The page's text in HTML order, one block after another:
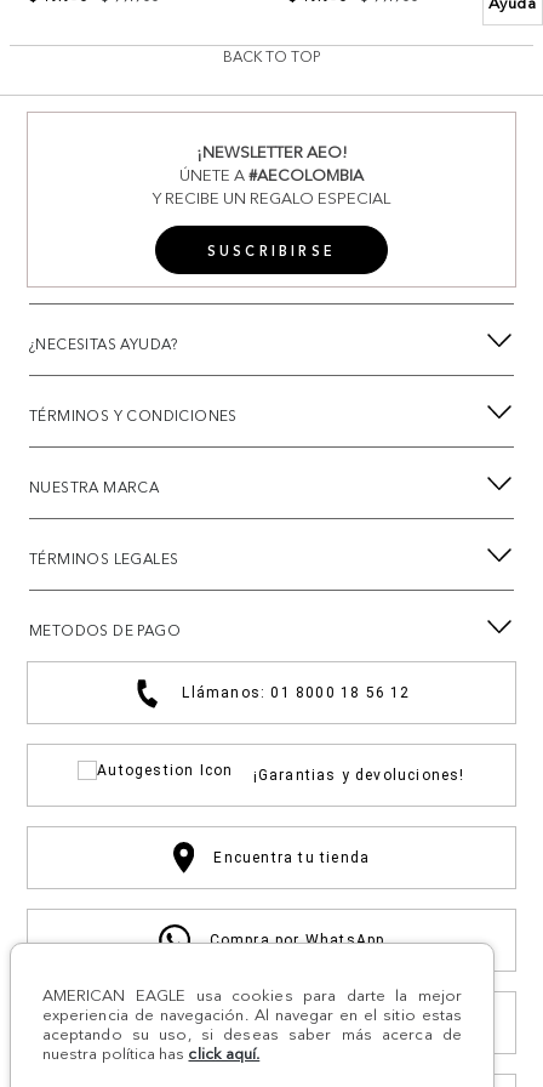
AMERICAN EAGLE usa cookies para darte la mejor
experiencia de navegación. Al navegar en el sitio estas
aceptando su uso, si deseas saber más acerca de
nuestra política has click aquí.
BACK TO TOP
¡NEWSLETTER AEO!
ÚNETE A#AECOLOMBIA
Y RECIBE UN REGALO ESPECIAL
SUSCRIBIRSE
¿NECESITAS AYUDA?
TÉRMINOS Y CONDICIONES
NUESTRA MARCA
TÉRMINOS LEGALES
METODOS DE PAGO
Llámanos: 01 8000 18 56 12
¡Garantias y devoluciones!
Encuentra tu tienda
Compra por WhatsApp
Otras solicitudes